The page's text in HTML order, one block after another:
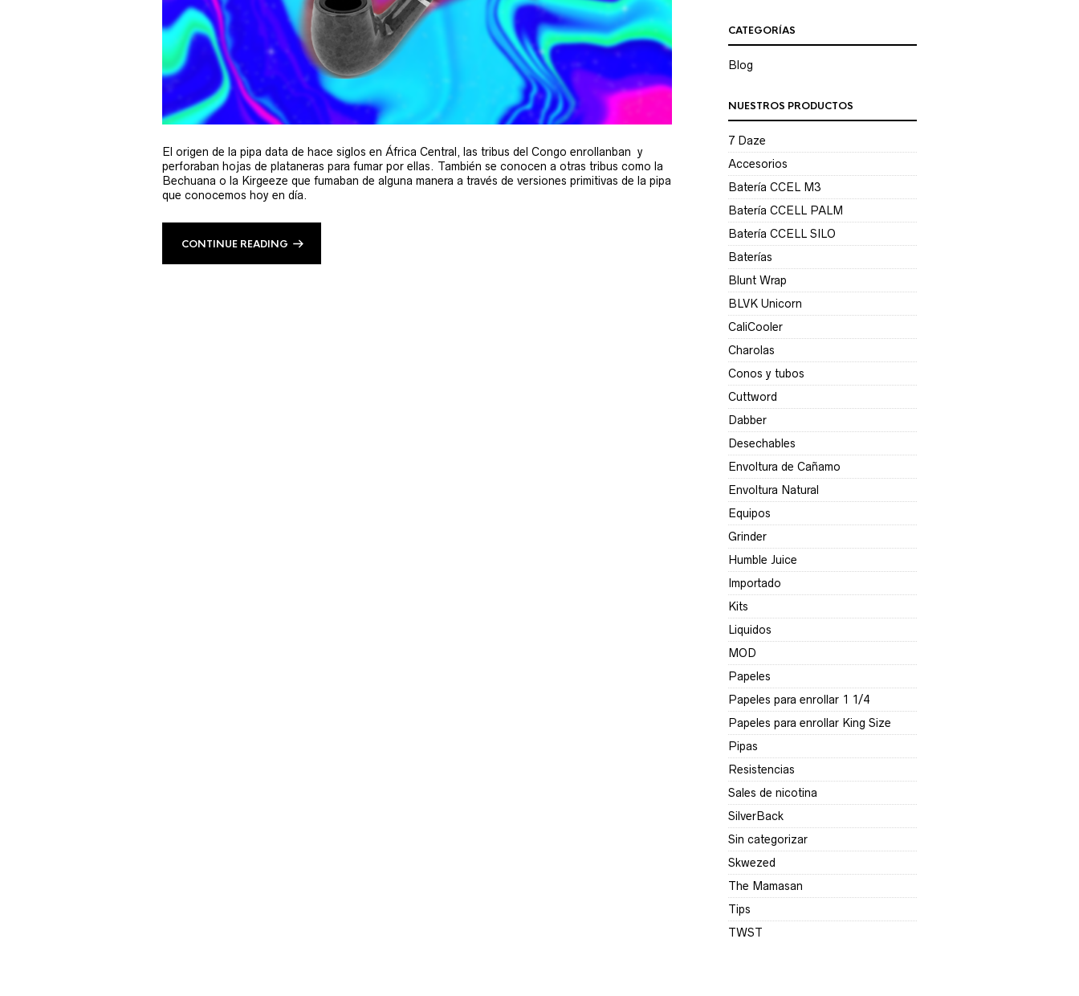
El origen de la pipa data de hace siglos en África Central, las tribus del Congo enrollanban y
perforaban hojas de plataneras para fumar por ellas. También se conocen a otras tribus como la
Bechuana o la Kirgeeze que fumaban de alguna manera a través de versiones primitivas de la pipa
que conocemos hoy en día.
CONTINUE READING
CATEGORÍAS
Blog
NUESTROS PRODUCTOS
7 Daze
Accesorios
Batería CCEL M3
Batería CCELL PALM
Batería CCELL SILO
Baterías
Blunt Wrap
BLVK Unicorn
CaliCooler
Charolas
Conos y tubos
Cuttword
Dabber
Desechables
Envoltura de Cañamo
Envoltura Natural
Equipos
Grinder
Humble Juice
Importado
Kits
Liquidos
MOD
Papeles
Papeles para enrollar 1 1/4
Papeles para enrollar King Size
Pipas
Resistencias
Sales de nicotina
SilverBack
Sin categorizar
Skwezed
The Mamasan
Tips
TWST